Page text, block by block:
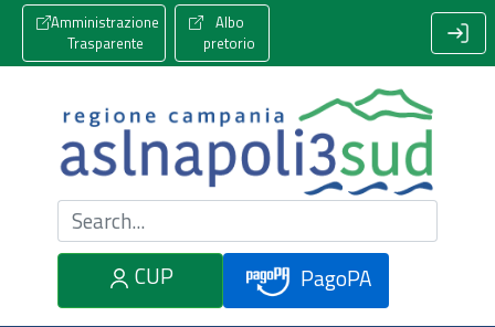
Amministrazione
Trasparente
Albo
pretorio
Cerca nel sito
CUP
PagoPA